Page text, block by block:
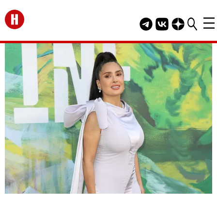
Перейти на главную
Telegram канал
Группа HELLO
Канал